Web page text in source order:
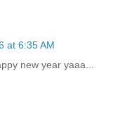
at 6:35 AM
new year yaaa...